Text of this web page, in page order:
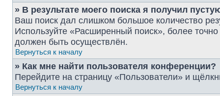
» В результате моего поиска я получил
Ваш поиск дал слишком большое количество
Используйте «Расширенный поиск», более
должен быть осуществлён.
Вернуться к началу
» Как мне найти пользователя конференции?
Перейдите на страницу «Пользователи» и
Вернуться к началу